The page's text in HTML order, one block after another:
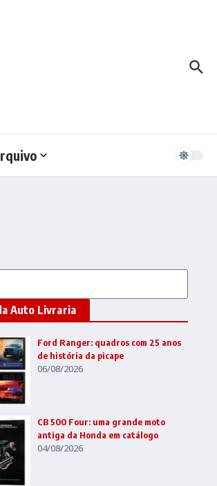
Auto Livraria
Ford Ranger: quadros com 25 anos
de história da picape
06/08/2026
CB 500 Four: uma grande moto
antiga da Honda em catálogo
04/08/2026